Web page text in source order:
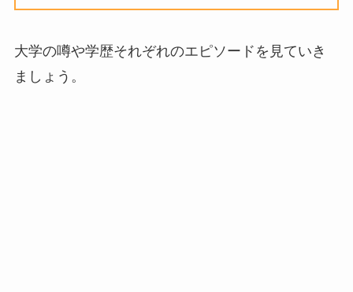
大学の噂や学歴それぞれのエピソードを見ていき
ましょう。